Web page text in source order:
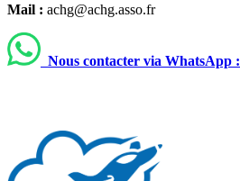
Mail : achg@achg.asso.fr
Nous contacter via WhatsApp :